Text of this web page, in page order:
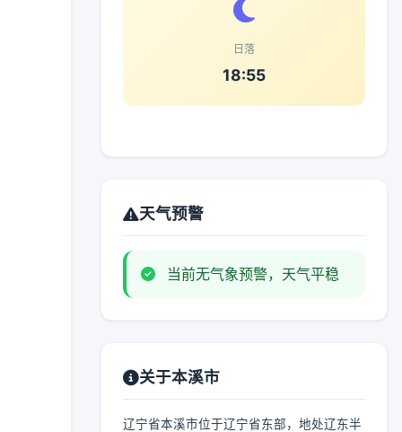
日落
18:55
天气预警
当前无气象预警，天气平稳
关于本溪市
辽宁省本溪市位于辽宁省东部，地处辽东半